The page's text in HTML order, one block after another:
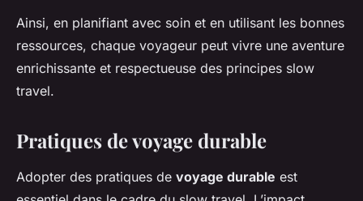
Ainsi, en planifiant avec soin et en utilisant les bonnes
ressources, chaque voyageur peut vivre une aventure
enrichissante et respectueuse des principes slow
travel.
Pratiques de voyage durable
Adopter des pratiques de voyage durable est